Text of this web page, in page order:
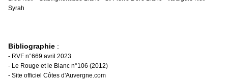
Syrah
Bibliographie :
- RVF n°669 avril 2023
- Le Rouge et le Blanc n°106 (2012)
- Site officiel Côtes d'Auvergne.com